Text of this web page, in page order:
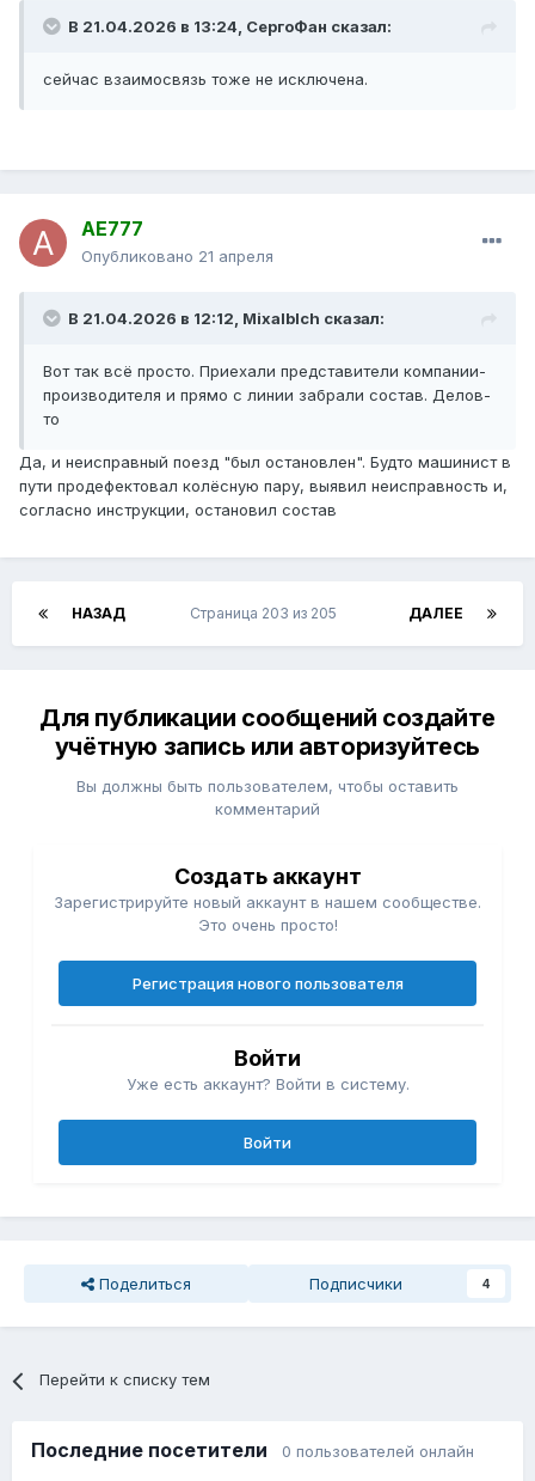
В 21.04.2026 в 13:24, СергоФан сказал:
сейчас взаимосвязь тоже не исключена.
AE777
Опубликовано 21 апреля
В 21.04.2026 в 12:12, Mixalblch сказал:
Вот так всё просто. Приехали представители компании-
производителя и прямо с линии забрали состав. Делов-
то
Да, и неисправный поезд "был остановлен". Будто машинист в
пути продефектовал колёсную пару, выявил неисправность и,
согласно инструкции, остановил состав
НАЗАД ДАЛЕЕ
Страница 203 из 205
Для публикации сообщений создайте
учётную запись или авторизуйтесь
Вы должны быть пользователем, чтобы оставить
комментарий
Создать аккаунт
Зарегистрируйте новый аккаунт в нашем сообществе.
Это очень просто!
Регистрация нового пользователя
Войти
Уже есть аккаунт? Войти в систему.
Войти
Поделиться Подписчики 4
Перейти к списку тем
Последние посетители 0 пользователей онлайн